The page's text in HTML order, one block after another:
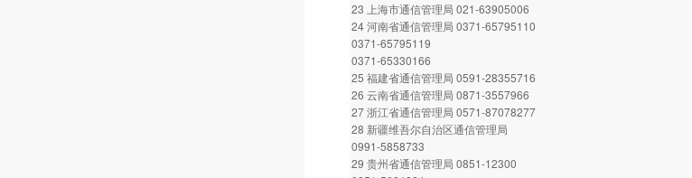
23 上海市通信管理局 021-63905006
24 河南省通信管理局 0371-65795110
0371-65795119
0371-65330166
25 福建省通信管理局 0591-28355716
26 云南省通信管理局 0871-3557966
27 浙江省通信管理局 0571-87078277
28 新疆维吾尔自治区通信管理局
0991-5858733
29 贵州省通信管理局 0851-12300